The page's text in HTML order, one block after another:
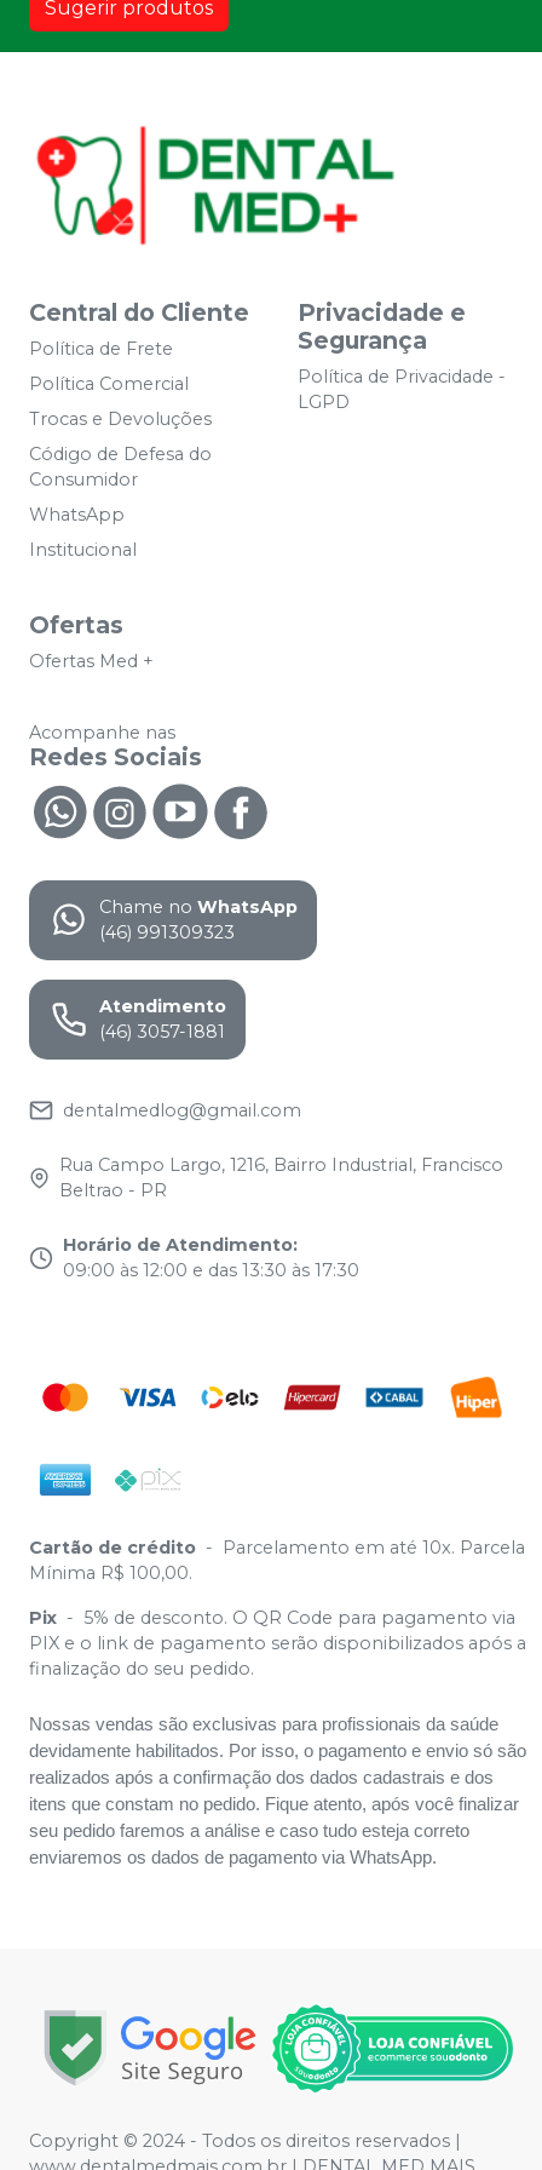
Sugerir produtos
Central do Cliente
Política de Frete
Política Comercial
Trocas e Devoluções
Código de Defesa do
Consumidor
WhatsApp
Institucional
Privacidade e
Segurança
Política de Privacidade -
LGPD
Ofertas
Ofertas Med +
Acompanhe nas
Redes Sociais
Chame no WhatsApp
(46) 991309323
Atendimento
(46) 3057-1881
dentalmedlog@gmail.com
Rua Campo Largo, 1216, Bairro Industrial, Francisco
Beltrao - PR
Horário de Atendimento:
09:00 às 12:00 e das 13:30 às 17:30
Cartão de crédito -
Parcelamento em até 10x. Parcela
Mínima R$ 100,00.
Pix - 5% de desconto. O QR Code para pagamento via
PIX e o link de pagamento serão disponibilizados após a
finalização do seu pedido.
Nossas vendas são exclusivas para profissionais da saúde
devidamente habilitados. Por isso, o pagamento e envio só são
realizados após a confirmação dos dados cadastrais e dos
itens que constam no pedido. Fique atento, após você finalizar
seu pedido faremos a análise e caso tudo esteja correto
enviaremos os dados de pagamento via WhatsApp.
Copyright © 2024 - Todos os direitos reservados |